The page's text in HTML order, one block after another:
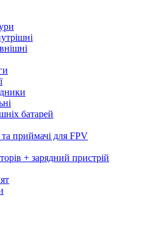
батарей
та приймачі для FPV
+ зарядний пристрій